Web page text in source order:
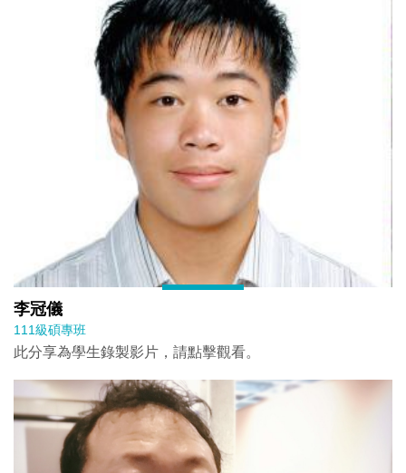
李冠儀
111級碩專班
此分享為學生錄製影片，請點擊觀看。